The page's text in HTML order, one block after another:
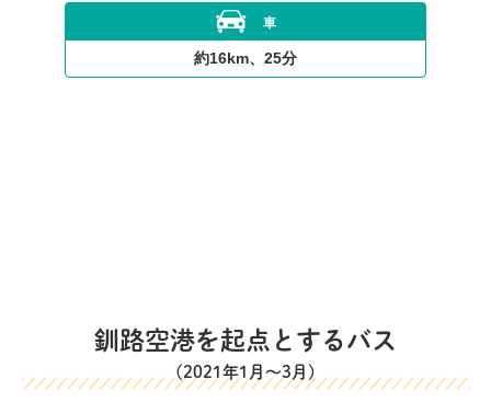
車
約16km、25分
釧路空港を起点とするバス
(2021年1月～3月)